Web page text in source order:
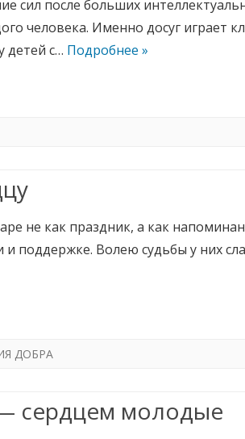
сил после больших
человека. Именно досуг играет
детей с… Подробнее »
не как праздник, а как
поддержке. Волею судьбы у них
ДОБРА
сердцем молодые